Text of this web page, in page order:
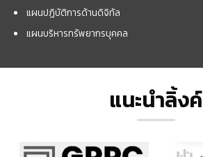
แผนปฏิบัติการด้านดิจิทัล
แผนบริหารทรัพยากรบุคคล
แนะนำลิ้งค์